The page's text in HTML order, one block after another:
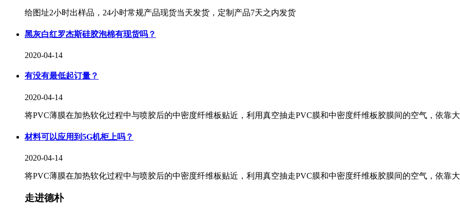
给图址2小时出样品，24小时常规产品现货当天发货，定制产品7天之内发货
黑灰白红罗杰斯硅胶泡棉有现货吗？
2020-04-14
有没有最低起订量？
2020-04-14
将PVC薄膜在加热软化过程中与喷胶后的中密度纤维板贴近，利用真空抽走PVC膜和中密度纤维板胶膜间的空气，依靠
材料可以应用到5G机柜上吗？
2020-04-14
将PVC薄膜在加热软化过程中与喷胶后的中密度纤维板贴近，利用真空抽走PVC膜和中密度纤维板胶膜间的空气，依靠
走进德朴